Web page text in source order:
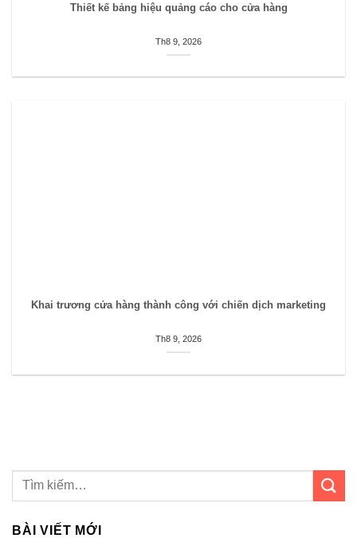
Thiết kế bảng hiệu quảng cáo cho cửa hàng
Th8 9, 2026
Khai trương cửa hàng thành công với chiến dịch marketing
Th8 9, 2026
BÀI VIẾT MỚI